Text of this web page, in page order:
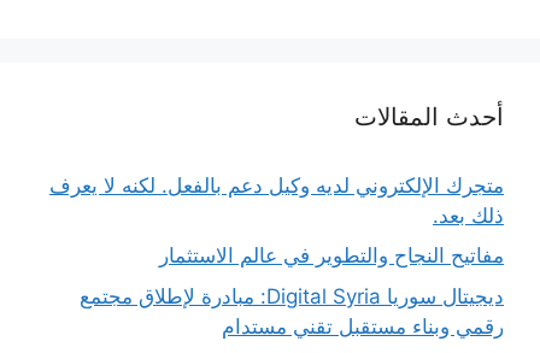
أحدث المقالات
متجرك الإلكتروني لديه وكيل دعم بالفعل. لكنه لا يعرف
ذلك بعد.
مفاتيح النجاح والتطوير في عالم الاستثمار
ديجيتال سوريا Digital Syria: مبادرة لإطلاق مجتمع
رقمي وبناء مستقبل تقني مستدام